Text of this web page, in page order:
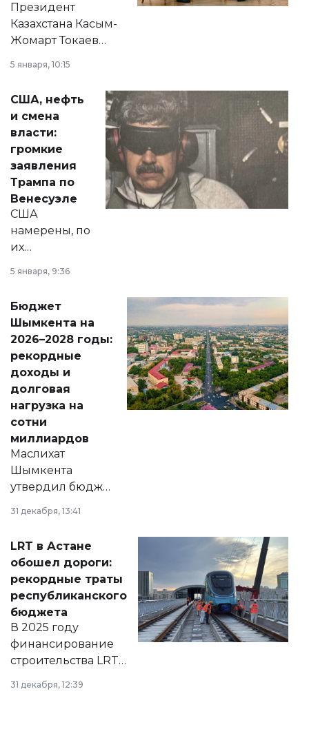
Президент
Казахстана Касым-
Жомарт Токаев
сразу несколько
актуальных тем —
от слухов о
политических
реформах до
вопросов армии,
экономики и
личного здоровья.
5 января, 10:15
США, нефть
и смена
власти:
громкие
заявления
Трампа по
Венесуэле
США
намерены, по
их
принести
народу
Венесуэлы.
5 января, 9:36
Бюджет
Шымкента на
2026–2028 годы:
рекордные
доходы и
долговая
нагрузка на
сотни
миллиардов
Маслихат
Шымкента
утвердил бюджет
города на 2026–
2028 годы.
документ
появился в базе
нормативных
правовых актов и
на сайте маслихат
города.
31 декабря, 13:41
LRT в Астане
обошел дороги:
рекордные траты
республиканского
бюджета
В 2025 году
финансирование
строительства LRT
в Астане из
республиканского
31 декабря, 12:39